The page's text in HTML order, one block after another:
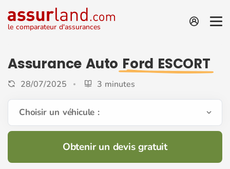
le comparateur d'assurances
Assurance Auto Ford ESCORT
28/07/2025 3 minutes
Choisir un véhicule :
Obtenir un devis gratuit